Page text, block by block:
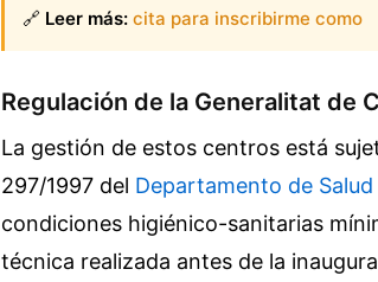
🔗 Leer más: cita para inscribirme como
Regulación de la Generalitat de
La gestión de estos centros está
297/1997 del Departamento de
condiciones higiénico-sanitarias
técnica realizada antes de la